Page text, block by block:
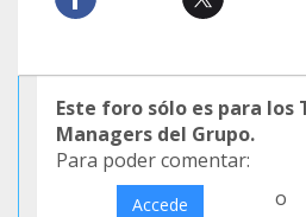
Este foro sólo es para los
Managers del Grupo.
Para poder comentar:
Accede o